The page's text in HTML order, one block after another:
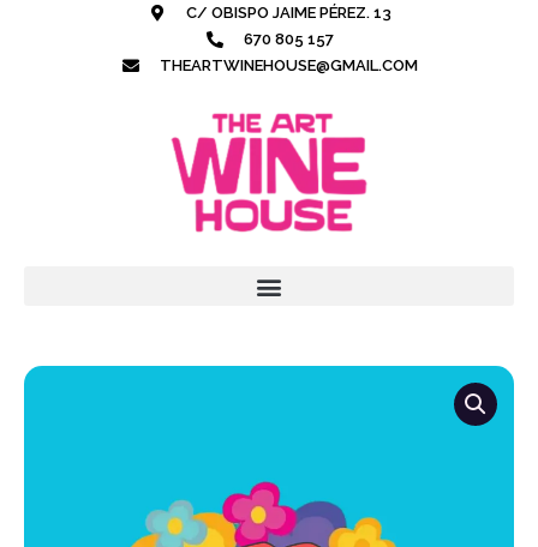
C/ OBISPO JAIME PÉREZ. 13
670 805 157
THEARTWINEHOUSE@GMAIL.COM